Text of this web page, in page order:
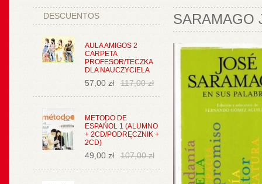
DESCUENTOS
AULA AMIGOS 2
CARPETA
PROFESOR/TECZKA
DLA NAUCZYCIELA
57,00 zł 117,00 zł
METODO DE
ESPAŃOL 1 (ALUMNO
+ 2CD/PODRĘCZNIK +
2CD)
49,00 zł 107,00 zł
SARAMAGO